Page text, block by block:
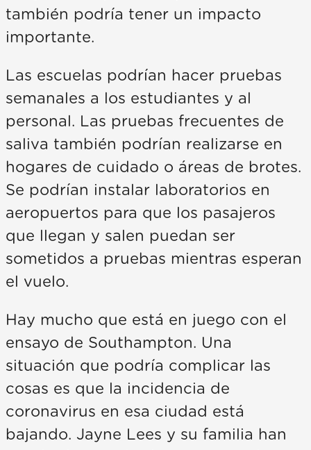
también podría tener un impacto
importante.
Las escuelas podrían hacer pruebas
semanales a los estudiantes y al
personal. Las pruebas frecuentes de
saliva también podrían realizarse en
hogares de cuidado o áreas de brotes.
Se podrían instalar laboratorios en
aeropuertos para que los pasajeros
que llegan y salen puedan ser
sometidos a pruebas mientras esperan
el vuelo.
Hay mucho que está en juego con el
ensayo de Southampton. Una
situación que podría complicar las
cosas es que la incidencia de
coronavirus en esa ciudad está
bajando. Jayne Lees y su familia han